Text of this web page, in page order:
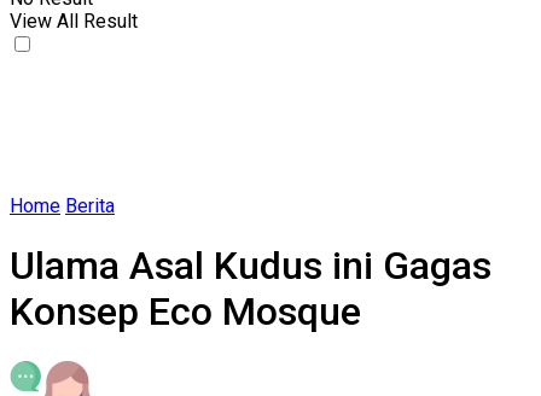
View All Result
Home Berita
Ulama Asal Kudus ini Gagas
Konsep Eco Mosque